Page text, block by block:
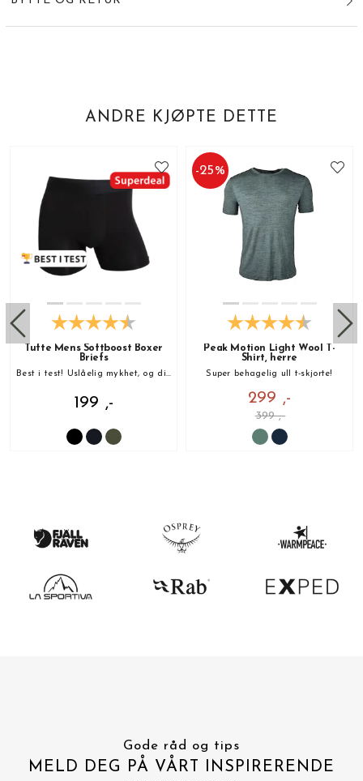
ANDRE KJØPTE DETTE
Tufte Mens Softboost Boxer
Briefs
Best i test! Uslåelig mykhet, og din nye favoritt!
199 ,-
-25%
Peak Motion Light Wool T-
Shirt, herre
Super behagelig ull t-skjorte!
299 ,-
399 ,-
Gode råd og tips
MELD DEG PÅ VÅRT INSPIRERENDE